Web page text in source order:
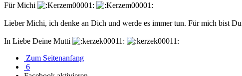
Für Michi
Lieber Michi, ich denke an Dich und werde es immer tun. Für mich bist
In Liebe Deine Mutti
Zum Seitenanfang
6